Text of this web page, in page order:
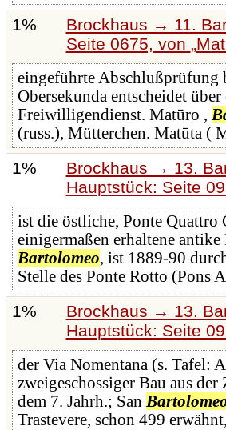
1%
Brockhaus → 11.
Seite 0675, von
eingeführte Abschlußprüfung
Obersekunda entscheidet
Freiwilligendienst. Matūro ,
(russ.), Mütterchen. Matūta (
1%
Brockhaus → 13.
Hauptstück: Seite
ist die östliche, Ponte Quattro
einigermaßen erhaltene
Bartolomeo, ist 1889-90
Stelle des Ponte Rotto (Pons
1%
Brockhaus → 13.
Hauptstück: Seite
der Via Nomentana (s. Tafel:
zweigeschossiger Bau aus
dem 7. Jahrh.; San
Trastevere, schon 499